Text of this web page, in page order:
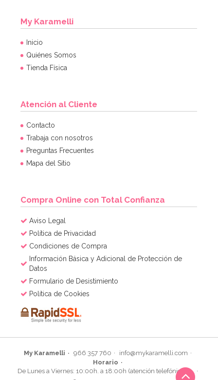
My Karamelli
Inicio
Quiénes Somos
Tienda Física
Atención al Cliente
Contacto
Trabaja con nosotros
Preguntas Frecuentes
Mapa del Sitio
Compra Online con Total Confianza
Aviso Legal
Política de Privacidad
Condiciones de Compra
Información Básica y Adicional de Protección de
Datos
Formulario de Desistimiento
Política de Cookies
My Karamelli 966 357 760
info@mykaramelli.com
Horario
De Lunes a Viernes: 10:00h. a 18:00h (atención telefónica)